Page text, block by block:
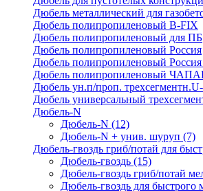
Дюбель металлический для
Дюбель полипропиленовый В-FIX
Дюбель полипропиленовый для ПБ
Дюбель полипропиленовый Россия
Дюбель полипропиленовый
Дюбель полипропиленовый
Дюбель ун.п/проп.
Дюбель универсальный
Дюбель-N
Дюбель-N (12)
Дюбель-N + унив. шуруп (7)
Дюбель-гвоздь гриб/потай для
Дюбель-гвоздь (15)
Дюбель-гвоздь гриб/потай
Дюбель-гвоздь для быстрого